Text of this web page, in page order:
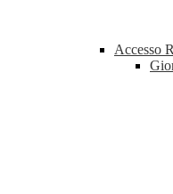
Accesso